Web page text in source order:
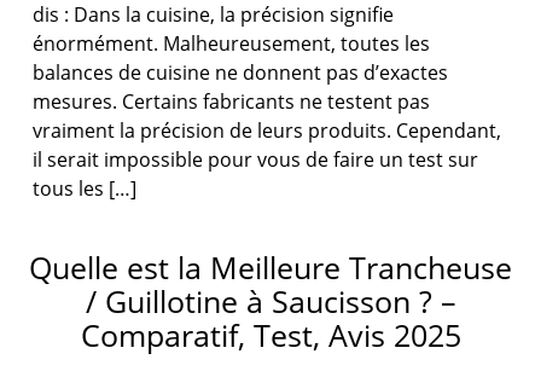
dis : Dans la cuisine, la précision signifie
énormément. Malheureusement, toutes les
balances de cuisine ne donnent pas d’exactes
mesures. Certains fabricants ne testent pas
vraiment la précision de leurs produits. Cependant,
il serait impossible pour vous de faire un test sur
tous les […]
Quelle est la Meilleure Trancheuse
/ Guillotine à Saucisson ? –
Comparatif, Test, Avis 2025